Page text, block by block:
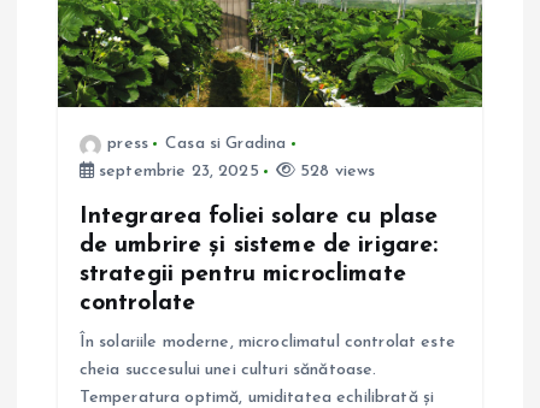
press
Casa si Gradina
septembrie 23, 2025
528 views
Integrarea foliei solare cu plase
de umbrire și sisteme de irigare:
strategii pentru microclimate
controlate
În solariile moderne, microclimatul controlat este
cheia succesului unei culturi sănătoase.
Temperatura optimă, umiditatea echilibrată și